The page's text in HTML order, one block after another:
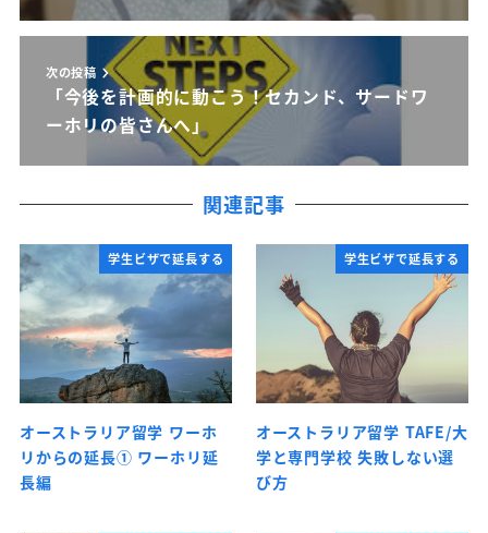
次の投稿
「今後を計画的に動こう！セカンド、サードワ
ーホリの皆さんへ」
関連記事
学生ビザで延長する
オーストラリア留学 ワーホ
リからの延長① ワーホリ延
長編
学生ビザで延長する
オーストラリア留学 TAFE/大
学と専門学校 失敗しない選
び方